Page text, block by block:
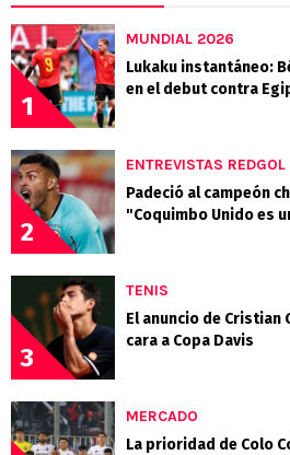
1
MUNDIAL 2026
Lukaku instantáneo:
en el debut contra
2
ENTREVISTAS REDGOL
Padeció al campeón
"Coquimbo Unido es
3
TENIS
El anuncio de Cristian
cara a Copa Davis
MERCADO
La prioridad de Colo